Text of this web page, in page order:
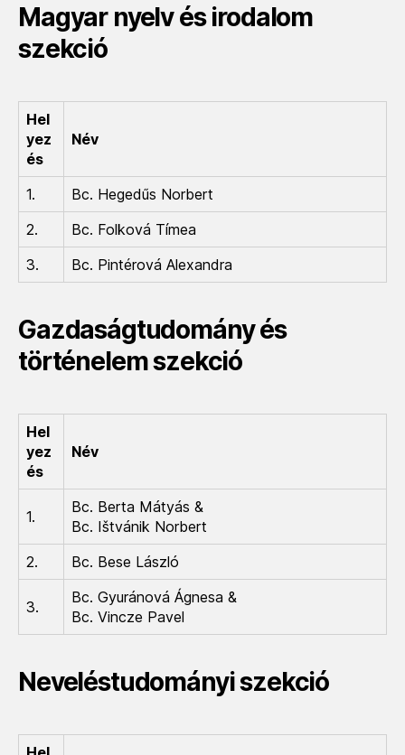
Magyar nyelv és irodalom
szekció
Hel
yez
és
Név
1.
Bc. Hegedűs Norbert
2.
Bc. Folková Tímea
3.
Bc. Pintérová Alexandra
Gazdaságtudomány és
történelem szekció
Hel
yez
és
Név
1.
Bc. Berta Mátyás &
Bc. Ištvánik Norbert
2.
Bc. Bese László
3.
Bc. Gyuránová Ágnesa &
Bc. Vincze Pavel
Neveléstudományi szekció